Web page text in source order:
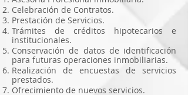
Celebración de Contratos.
Prestación de Servicios.
Trámites de créditos hipotecarios e
institucionales.
Conservación de datos de identificación
para futuras operaciones inmobiliarias.
Realización de encuestas de servicios
prestados.
Ofrecimiento de nuevos servicios.